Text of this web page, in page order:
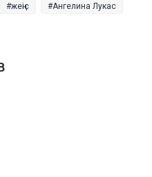
жеңіс Ангелина Лукас